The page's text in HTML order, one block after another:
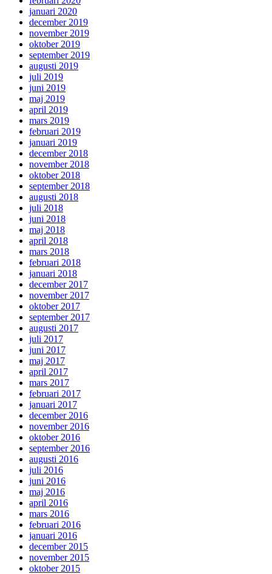
januari 2020
december 2019
november 2019
oktober 2019
september 2019
augusti 2019
juli 2019
juni 2019
maj 2019
april 2019
mars 2019
februari 2019
januari 2019
december 2018
november 2018
oktober 2018
september 2018
augusti 2018
juli 2018
juni 2018
maj 2018
april 2018
mars 2018
februari 2018
januari 2018
december 2017
november 2017
oktober 2017
september 2017
augusti 2017
juli 2017
juni 2017
maj 2017
april 2017
mars 2017
februari 2017
januari 2017
december 2016
november 2016
oktober 2016
september 2016
augusti 2016
juli 2016
juni 2016
maj 2016
april 2016
mars 2016
februari 2016
januari 2016
december 2015
november 2015
oktober 2015